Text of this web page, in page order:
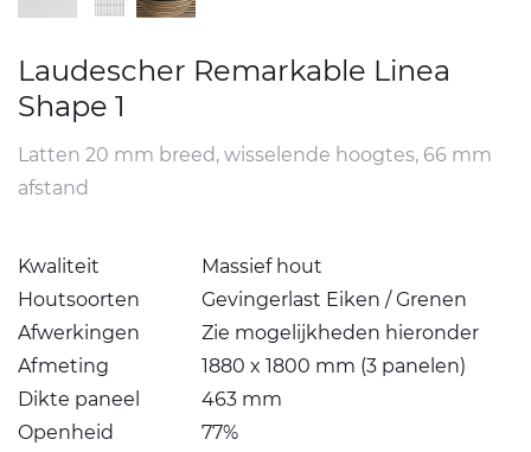
Laudescher Remarkable Linea
Shape 1
Latten 20 mm breed, wisselende hoogtes, 66 mm
afstand
Kwaliteit
Massief hout
Houtsoorten
Gevingerlast Eiken / Grenen
Afwerkingen
Zie mogelijkheden hieronder
Afmeting
1880 x 1800 mm (3 panelen)
Dikte paneel
463 mm
Openheid
77%